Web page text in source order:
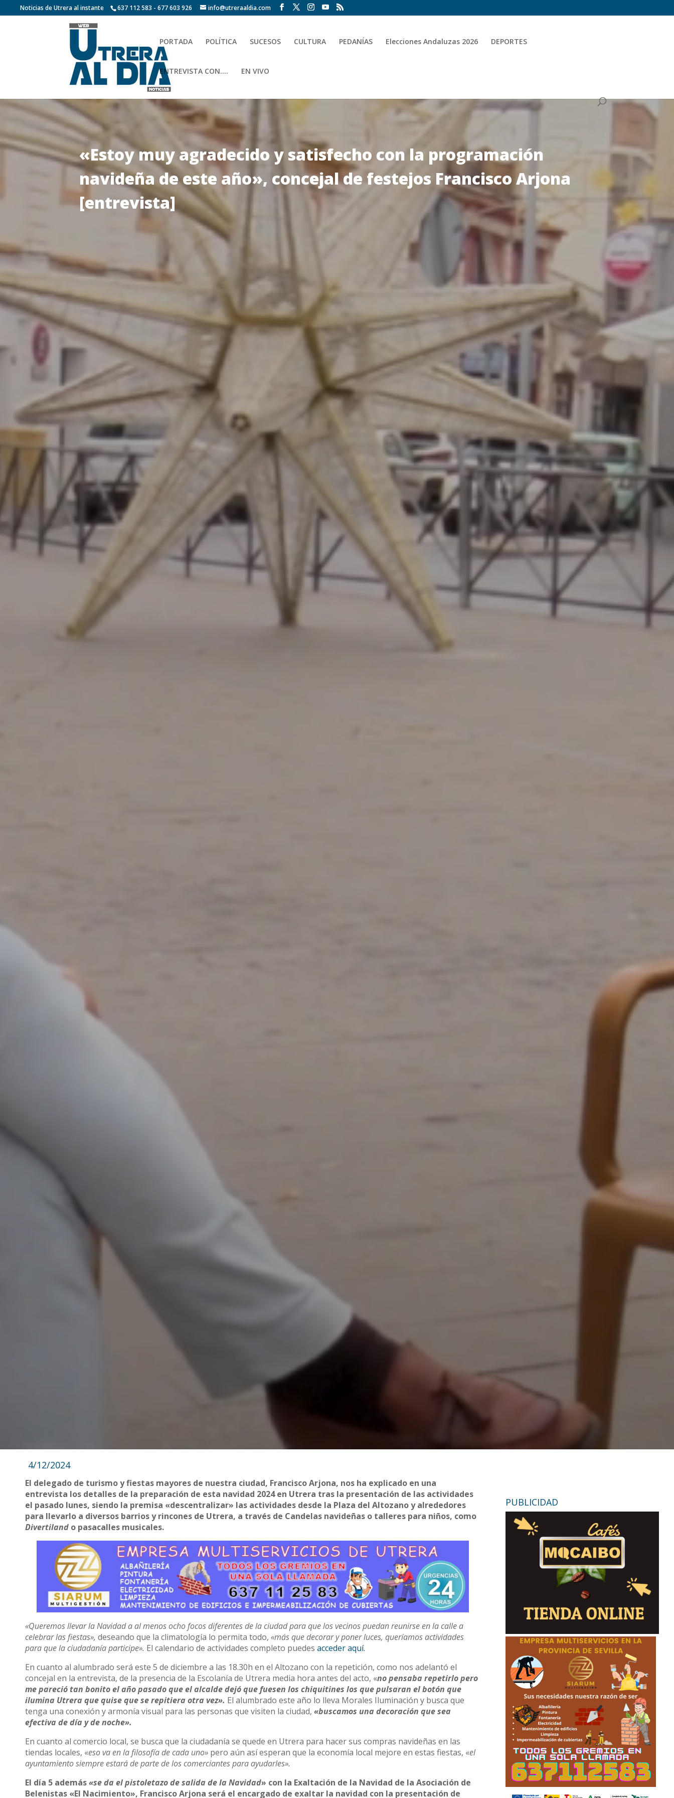
Noticias de Utrera al instante 637 112 583 - 677 603 926 info@utreraaldia.com
PORTADA POLÍTICA SUCESOS CULTURA PEDANÍAS Elecciones Andaluzas 2026 DEPORTES
ENTREVISTA CON…. EN VIVO
«Estoy muy agradecido y satisfecho con la programación
navideña de este año», concejal de festejos Francisco Arjona
[entrevista]
4/12/2024
El delegado de turismo y fiestas mayores de nuestra ciudad, Francisco Arjona, nos ha explicado en una
entrevista los detalles de la preparación de esta navidad 2024 en Utrera tras la presentación de las actividades
el pasado lunes, siendo la premisa «descentralizar» las actividades desde la Plaza del Altozano y alrededores
para llevarlo a diversos barrios y rincones de Utrera, a través de Candelas navideñas o talleres para niños, como
Divertiland o pasacalles musicales.
«Queremos llevar la Navidad a al menos ocho focos diferentes de la ciudad para que los vecinos puedan reunirse en la calle a
celebrar las fiestas», deseando que la climatología lo permita todo,«más que decorar y poner luces, queríamos actividades
para que la ciudadanía participe». El calendario de actividades completo puedesacceder aquí.
En cuanto al alumbrado será este 5 de diciembre a las 18.30h en el Altozano con la repetición, como nos adelantó el
concejal en la entrevista, de la presencia de la Escolanía de Utrera media hora antes del acto, «no pensaba repetirlo pero
me pareció tan bonito el año pasado que el alcalde dejó que fuesen los chiquitines los que pulsaran el botón que
ilumina Utrera que quise que se repitiera otra vez». El alumbrado este año lo lleva Morales Iluminación y busca que
tenga una conexión y armonía visual para las personas que visiten la ciudad,«buscamos una decoración que sea
efectiva de día y de noche».
En cuanto al comercio local, se busca que la ciudadanía se quede en Utrera para hacer sus compras navideñas en las
tiendas locales, «eso va en la filosofía de cada uno» pero aún así esperan que la economía local mejore en estas fiestas, «el
ayuntamiento siempre estará de parte de los comerciantes para ayudarles».
El día 5 además«se da el pistoletazo de salida de la Navidad» con la Exaltación de la Navidad de la Asociación de
Belenistas «El Nacimiento», Francisco Arjona será el encargado de exaltar la navidad con la presentación de
PUBLICIDAD